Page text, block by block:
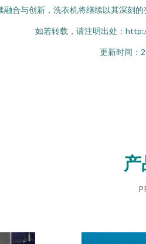
合与创新，洗衣机将继续以其深刻
如若转载，请注明出处：
更新时间：